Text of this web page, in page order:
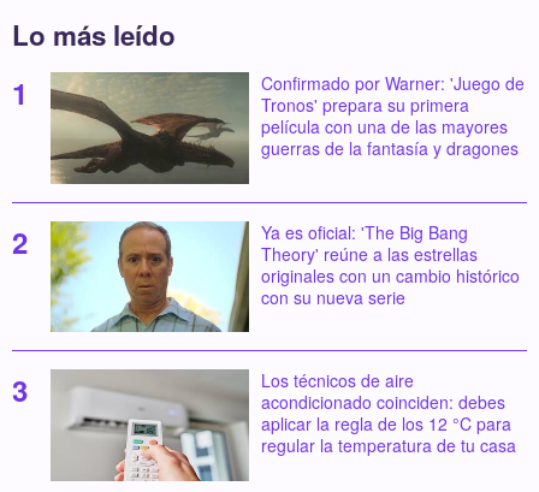
Lo más leído
Confirmado por Warner: 'Juego de
Tronos' prepara su primera
película con una de las mayores
guerras de la fantasía y dragones
Ya es oficial: 'The Big Bang
Theory' reúne a las estrellas
originales con un cambio histórico
con su nueva serie
Los técnicos de aire
acondicionado coinciden: debes
aplicar la regla de los 12 °C para
regular la temperatura de tu casa